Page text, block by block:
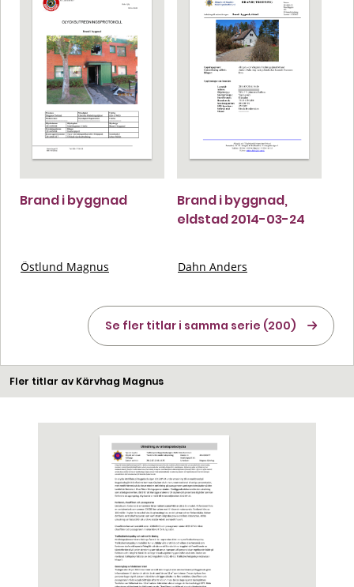
Brand i byggnad
Östlund Magnus
Brand i byggnad,
eldstad 2014-03-24
Dahn Anders
Se fler titlar i samma serie (200)
Fler titlar av Kärvhag Magnus